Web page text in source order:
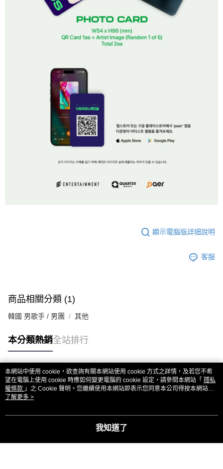
顯示電腦版詳細說明
客服
商品相關分類 (1)
韓國 男歌手 / 男團 其他
本分類熱銷全站排行
熱門標籤
本網站中使用 cookie，欲查詢有關本網站使用 cookie 方式之詳情，及若您不希
望在電腦上使用 cookie 時應如何變更電腦的 cookie 設定，請參閱本網站「 隱私
權條款 」之 Cookie 聲明。您繼續使用本網站即表示您同意本公司得按本網站使
用條款之 Cookie 聲明使用 cookie。
了解更多 >
我知道了